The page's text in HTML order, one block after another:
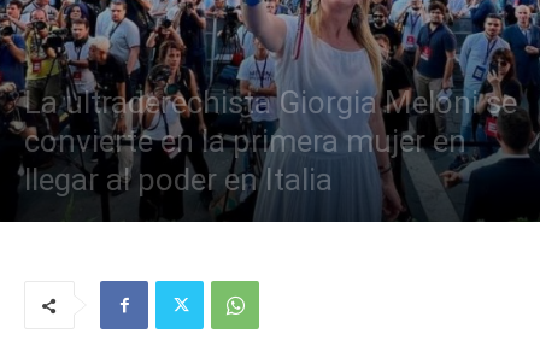
La ultraderechista Giorgia Meloni se
convierte en la primera mujer en
llegar al poder en Italia